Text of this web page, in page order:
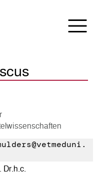
Dr.h.c.